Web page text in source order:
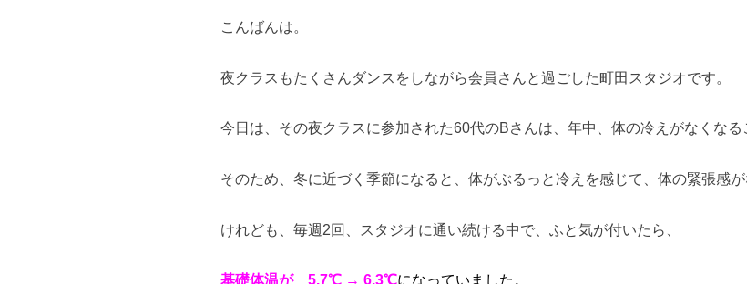
こんばんは。
夜クラスもたくさんダンスをしながら会員さんと過ごした町田スタジオです。
今日は、その夜クラスに参加された60代のBさんは、年中、体の冷えがなくなる
そのため、冬に近づく季節になると、体がぶるっと冷えを感じて、体の緊張感が
けれども、毎週2回、スタジオに通い続ける中で、ふと気が付いたら、
基礎体温が 5.7℃ → 6.3℃になっていました。